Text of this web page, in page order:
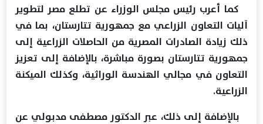
كما أعرب رئيس مجلس الوزراء عن تطلع مصر لتطوير
آليات التعاون الزراعي مع جمهورية تتارستان، بما في
ذلك زيادة الصادرات المصرية من الحاصلات الزراعية إلى
جمهورية تتارستان بصورة مباشرة، بالإضافة إلى تعزيز
التعاون في مجالي الهندسة الوراثية، وكذلك الميكنة
الزراعية.
بالإضافة إلى ذلك، عبر الدكتور مصطفى مدبولي عن